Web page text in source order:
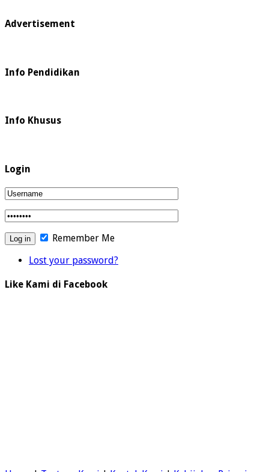
Advertisement
Info Pendidikan
Info Khusus
Login
Remember Me
Lost your password?
Like Kami di Facebook